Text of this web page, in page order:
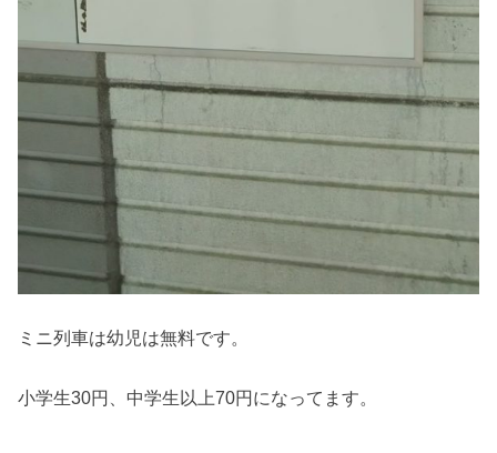
ミニ列車は幼児は無料です。
小学生30円、中学生以上70円になってます。